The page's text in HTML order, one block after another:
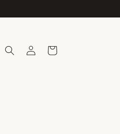
Iniciar
sesión
Carrito